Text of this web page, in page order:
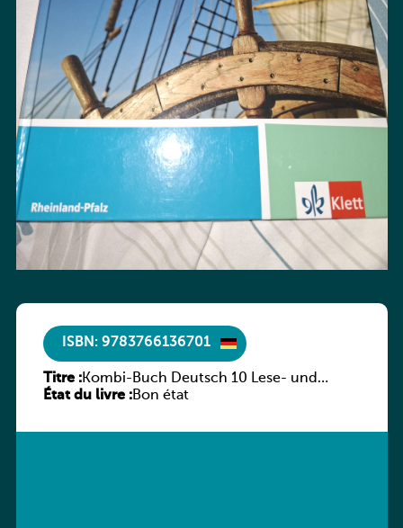
ISBN: 9783766136701
Titre :Kombi-Buch Deutsch 10 Lese- und
Sprachbuch
État du livre :Bon état